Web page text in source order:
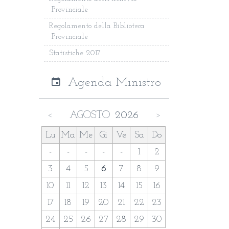
Provinciale
Regolamento della Biblioteca
Provinciale
Statistiche 2017
Agenda Ministro
< AGOSTO 2026 >
Lu Ma Me Gi Ve Sa
Do
-
- - - - 1
2
3
4 5 6 7 8
9
10
11 12 13 14 15
16
17
18 19 20 21 22
23
24
25 26 27 28 29
30